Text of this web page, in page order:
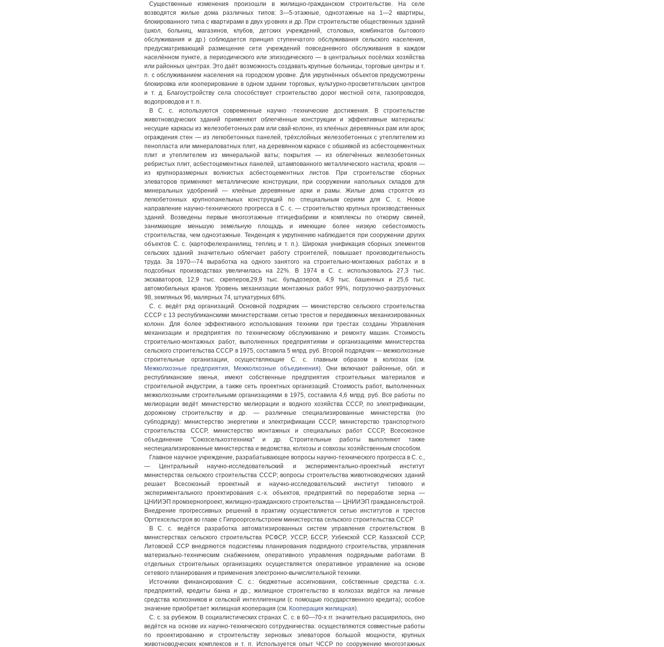
Существенные изменения произошли в жилищно-гражданском строительстве. На селе
возводятся жилые дома различных типов: 3—5-этажные, одноэтажные на 1—2 квартиры,
блокированного типа с квартирами в двух уровнях и др. При строительстве общественных зданий
(школ, больниц, магазинов, клубов, детских учреждений, столовых, комбинатов бытового
обслуживания и др.) соблюдается принцип ступенчатого обслуживания сельского населения,
предусматривающий размещение сети учреждений повседневного обслуживания в каждом
населённом пункте, а периодического или эпизодического — в центральных посёлках хозяйства
или районных центрах. Это даёт возможность создавать крупные больницы, торговые центры и т.
п. с обслуживанием населения на городском уровне. Для укрупнённых объектов предусмотрены
блокировка или кооперирование в одном здании торговых, культурно-просветительских центров
и т. д. Благоустройству села способствует строительство дорог местной сети, газопроводов,
водопроводов и т. п.
В С. с. используются современные научно -технические достижения. В строительстве
животноводческих зданий применяют облегчённые конструкции и эффективные материалы:
несущие каркасы из железобетонных рам или свай-колонн, из клеёных деревянных рам или арок;
ограждения стен — из легкобетонных панелей, трёхслойных железобетонных с утеплителем из
пенопласта или минераловатных плит, на деревянном каркасе с обшивкой из асбестоцементных
плит и утеплителем из минеральной ваты; покрытия — из облегчённых железобетонных
ребристых плит, асбестоцементных панелей, штампованного металлического настила; кровля —
из крупноразмерных волнистых асбестоцементных листов. При строительстве сборных
элеваторов применяют металлические конструкции, при сооружении напольных складов для
минеральных удобрений — клеёные деревянные арки и рамы. Жилые дома строятся из
легкобетонных крупнопанельных конструкций по специальным сериям для С. с. Новое
направление научно-технического прогресса в С. с. — строительство крупных производственных
зданий. Возведены первые многоэтажные птицефабрики и комплексы по откорму свиней,
занимающие меньшую земельную площадь и имеющие более низкую себестоимость
строительства, чем одноэтажные. Тенденция к укрупнению наблюдается при сооружении других
объектов С. с. (картофелехранилищ, теплиц и т. п.). Широкая унификация сборных элементов
сельских зданий значительно облегчает работу строителей, повышает производительность
труда. За 1970—74 выработка на одного занятого на строительно-монтажных работах и в
подсобных производствах увеличилась на 22%. В 1974 в С. с. использовалось 27,3 тыс.
экскаваторов, 12,9 тыс. скреперов,29,9 тыс. бульдозеров, 4,9 тыс. башенных и 25,6 тыс.
автомобильных кранов. Уровень механизации монтажных работ 99%, погрузочно-разгрузочных
98, земляных 96, малярных 74, штукатурных 68%.
С. с. ведёт ряд организаций. Основной подрядчик — министерство сельского строительства
СССР с 13 республиканскими министерствами. сетью трестов и передвижных механизированных
колонн. Для более эффективного использования техники при трестах созданы Управления
механизации и предприятия по техническому обслуживанию и ремонту машин. Стоимость
строительно-монтажных работ, выполненных предприятиями и организациями министерства
сельского строительства СССР в 1975, составила 5 млрд. руб. Второй подрядчик — межколхозные
строительные организации, осуществляющие С. с. главным образом в колхозах (см.
Межколхозные предприятия, Межколхозные объединения). Они включают районные, обл. и
республиканские звенья, имеют собственные предприятия строительных материалов и
строительной индустрии, а также сеть проектных организаций. Стоимость работ, выполненных
межколхозными строительными организациями в 1975, составила 4,6 млрд. руб. Все работы по
мелиорации ведёт министерство мелиорации и водного хозяйства СССР, по электрификации,
дорожному строительству и др. — различные специализированные министерства (по
субподряду): министерство энергетики и электрификации СССР, министерство транспортного
строительства СССР, министерство монтажных и специальных работ СССР, Всесоюзное
объединение "Союзсельхозтехника" и др. Строительные работы выполняют также
неспециализированные министерства и ведомства, колхозы и совхозы хозяйственным способом.
Главное научное учреждение, разрабатывающее вопросы научно-технического прогресса в С. с.,
— Центральный научно-исследовательский и экспериментально-проектный институт
министерства сельского строительства СССР; вопросы строительства животноводческих зданий
решает Всесоюзный проектный и научно-исследовательский институт типового и
экспериментального проектирования с.-х. объектов, предприятий по переработке зерна —
ЦНИИЭП промзернопроект, жилищно-гражданского строительства — ЦНИИЭП граждансельстрой.
Внедрение прогрессивных решений в практику осуществляется сетью институтов и трестов
Оргтехсельстроя во главе с Гипрооргсельстроем министерства сельского строительства СССР.
В С. с. ведётся разработка автоматизированных систем управления строительством. В
министерствах сельского строительства РСФСР, УССР, БССР, Узбекской ССР, Казахской ССР,
Литовской ССР внедряются подсистемы планирования подрядного строительства, управления
материально-техническим снабжением, оперативного управления подрядными работами. В
отдельных строительных организациях осуществляется оперативное управление на основе
сетевого планирования и применения электронно-вычислительной техники.
Источники финансирования С. с.: бюджетные ассигнования, собственные средства с.-х.
предприятий, кредиты банка и др.; жилищное строительство в колхозах ведётся на личные
средства колхозников и сельской интеллигенции (с помощью государственного кредита); особое
значение приобретает жилищная кооперация (см. Кооперация жилищная).
С. с. за рубежом. В социалистических странах С. с. в 60—70-х гг. значительно расширилось, оно
ведётся на основе их научно-технического сотрудничества: осуществляются совместные работы
по проектированию и строительству зерновых элеваторов большой мощности, крупных
животноводческих комплексов и т. п. Используется опыт ЧССР по сооружению многоэтажных